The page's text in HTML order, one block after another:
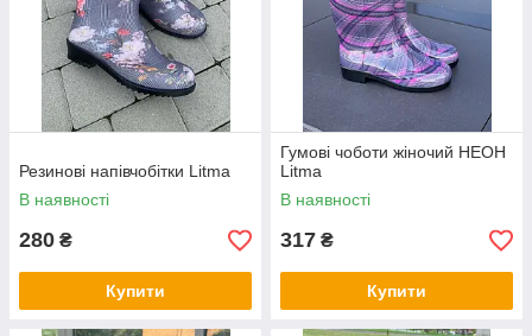
Резинові напівчобітки Litma
В наявності
280 ₴
Купити
Гумові чоботи жіночий НЕОН
Litma
В наявності
317 ₴
Купити